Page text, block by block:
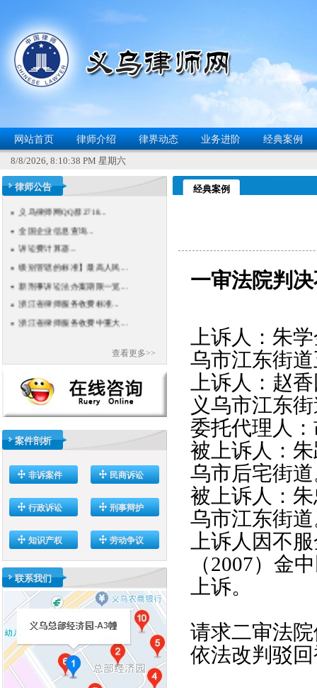
网站首页 律师介绍 律界动态 业务进阶
经典案例
8/8/2026, 8:10:39 PM 星期六
律师公告
义乌律师网QQ群2718...
全国企业信息查询...
级别管辖的标准】最高人民...
新刑事诉讼法办案期限一览...
浙江省律师服务收费中重大...
查看更多>>
案件剖析
非诉案件 民商诉讼
行政诉讼 刑事辩护
知识产权 劳动争议
联系我们
经典案例
一审法院判
上诉人：朱
乌市江东街
上诉人：赵
义乌市江东
委托代理人
被上诉人：
乌市后宅街
被上诉人：
乌市江东街
上诉人因不
（2007）金
上诉。
请求二审法
依法改判驳